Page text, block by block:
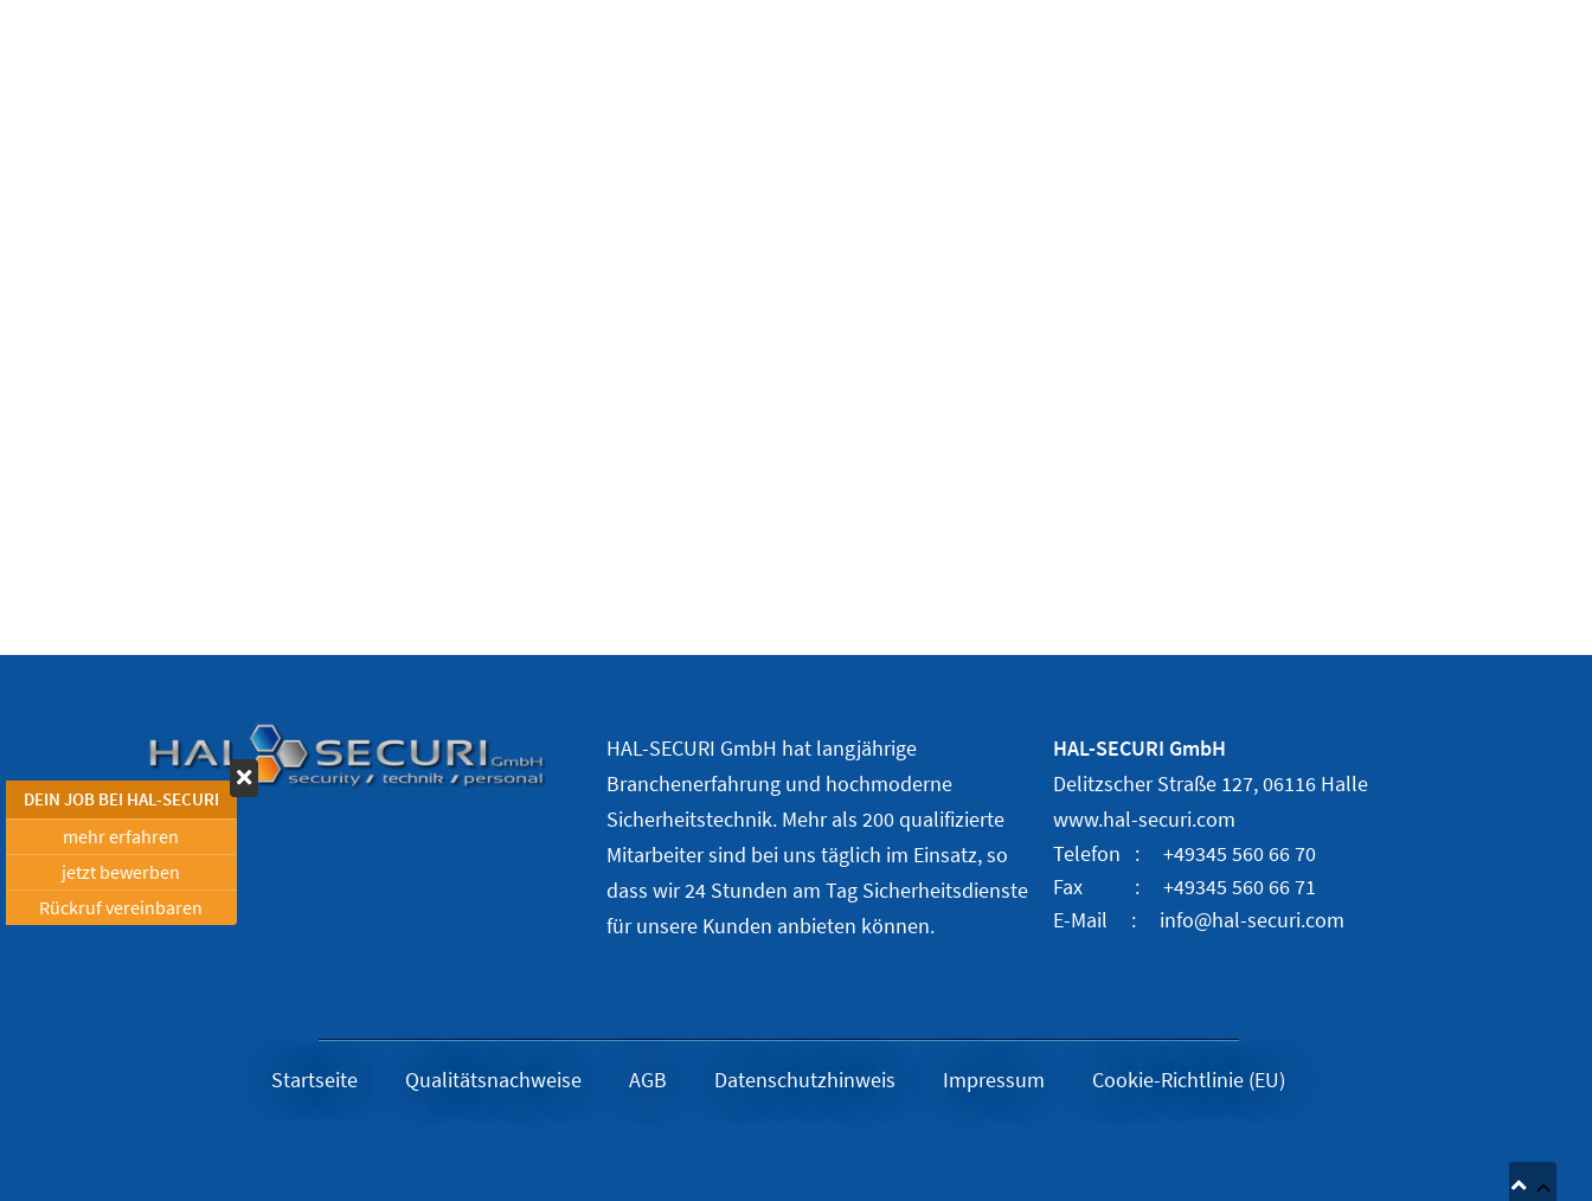
HAL-SECURI GmbH hat langjährige
Branchenerfahrung und hochmoderne
Sicherheitstechnik. Mehr als 200 qualifizierte
Mitarbeiter sind bei uns täglich im Einsatz, so
dass wir 24 Stunden am Tag Sicherheitsdienste
für unsere Kunden anbieten können.
HAL-SECURI GmbH
Delitzscher Straße 127, 06116 Halle
www.hal-securi.com
Telefon : +49345 560 66 70
Fax : +49345 560 66 71
E-Mail : info@hal-securi.com
Startseite Qualitätsnachweise AGB Datenschutzhinweis Impressum Cookie-Richtlinie (EU)
DEIN JOB BEI HAL-SECURI
mehr erfahren
jetzt bewerben
Rückruf vereinbaren